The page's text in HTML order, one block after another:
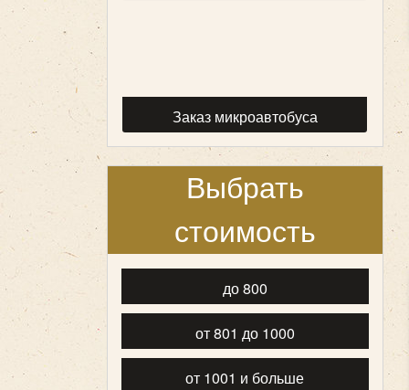
Заказ микроавтобуса
Выбрать
стоимость
до 800
от 801 до 1000
от 1001 и больше